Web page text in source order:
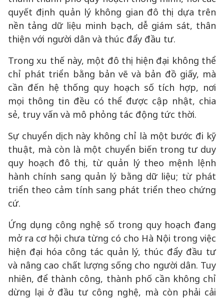
quyết định quản lý không gian đô thị dựa trên
nền tảng dữ liệu minh bạch, dễ giám sát, thân
thiện với người dân và thúc đẩy đầu tư.
Trong xu thế này, một đô thị hiện đại không thể
chỉ phát triển bằng bản vẽ và bản đồ giấy, mà
cần đến hệ thống quy hoạch số tích hợp, nơi
mọi thông tin đều có thể được cập nhật, chia
sẻ, truy vấn và mô phỏng tác động tức thời.
Sự chuyển dịch này không chỉ là một bước đi kỹ
thuật, mà còn là một chuyển biến trong tư duy
quy hoạch đô thị, từ quản lý theo mệnh lệnh
hành chính sang quản lý bằng dữ liệu; từ phát
triển theo cảm tính sang phát triển theo chứng
cứ.
Ứng dụng công nghệ số trong quy hoạch đang
mở ra cơ hội chưa từng có cho Hà Nội trong việc
hiện đại hóa công tác quản lý, thúc đẩy đầu tư
và nâng cao chất lượng sống cho người dân. Tuy
nhiên, để thành công, thành phố cần không chỉ
dừng lại ở đầu tư công nghệ, mà còn phải cải